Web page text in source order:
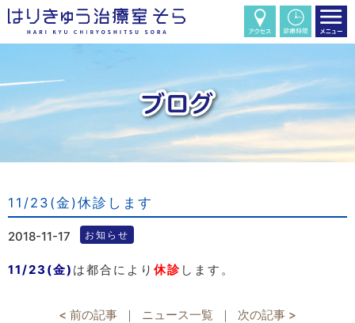
11/23(金)休診します
2018-11-17 お知らせ
11/23(金) は都合により 休診 します。
< 前の記事 ｜ ニュース一覧 ｜ 次の記事 >